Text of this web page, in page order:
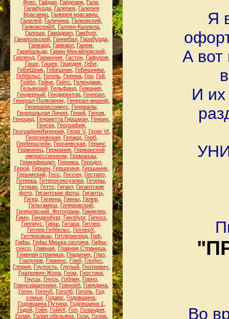
Фокс
Гайдар Гайдпарк Гала
Галабурда, Галерея, Галерея
Красавиц Галерея красавиц
Галилей Галичина Галковский
ГалковскийХ Галлен-Каллела
Галоши Гамадрил Гамбург,
Ганапольский, Ганнибал, Гарабурда,
Гарвард Гарварл Гарем
Гарибальди, Гарин-Михайловский,
Гарленд, Гармония, Гастон, Гафуров,
Гаше, Гашек, Гвардия, ГеБе,
ГеБеШник ГеБешник ГеБешники
Геббельс
Гегель Геенна Геи Гей
Гейбл Гейне Гейтс Геленджик
Гельвеций, Гельфанд, Гемания,
Гендерный Гендиректор Генерал
Генерал-Полковник, Генерал-аншеф,
Генералиссимус
Генералы,
Генеральная Линия Гений Геном
Геноцид, Генриетта Гиршман, Генрих
Генсек, География,
ГеографияИмперия, Георг V, Георг VI
Георгиевская, Гепард, Герб,
Герберштейн Гергиевская Геринг,
Германец Германия Германский
импрессионизм
Германцы,
Гермафродит, Герника Геродот,
Герой, Герцен, Герцогиня, Гершаник,
Герымский, Гесс Гессен, Гестапо,
Гетерка Гетеросексуалки Гетеры
Гетман, Гетто, Гигант, Гигантские
фото, Гигантские фоты, Гиганты,
Гигер, Гигиена, Гиены, Гилер,
Гильгамеш
Гиляровский,
Гиляровский. Фотограии, Гиммлер,
Гимн, Гинденбург, Гинзбург, Гипноз,
Гиппиус
Гирш Гитара Гитлер
Гитлер Геббельс
ГитлерХ
Гитлеровцы, Гитлерюгенд, Гиф,
Гифы, Гифы Мишка скотина, Гифы-
сексо Главная Главная Страница
Главная страница, Гладилин, Глаз,
Глазунов, Глакенс Глеб, Глобус
Глория Глупость Глупый Гнаткевич
Гнаткевич-Жопа Гном Гностики
Гнусы, Гнусь, Гоблин, Говно,
Говнозащитники Говноёб Говядина
Гоген ГогенХ Гоголб Гоголь Год
семьи Годарр Годовщина
Годовщина Путина, Годовщина-1
Годой, Гойя, ГойяХ, Гол, Голандия,
Голая, Голая обезьяна, Голд, Голда,
Я
А вот
И их
Во